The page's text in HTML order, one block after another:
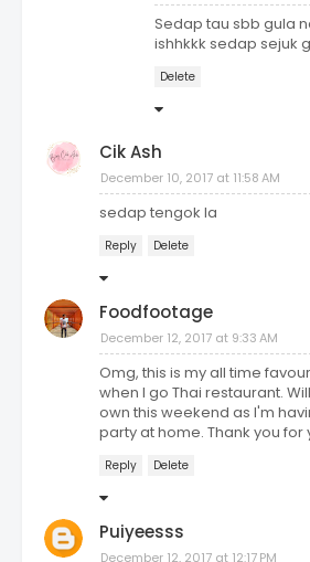
Sedap tau sbb gula
ishhkkk sedap sejuk
Delete
Cik Ash
December 10, 2017 at 11:58 AM
sedap tengok la
Reply Delete
Foodfootage
December 12, 2017 at 9:33 AM
Omg, this is my all time
when I go Thai restaurant.
own this weekend as I'm
party at home. Thank you
Reply Delete
Puiyeesss
December 12, 2017 at 12:17 PM